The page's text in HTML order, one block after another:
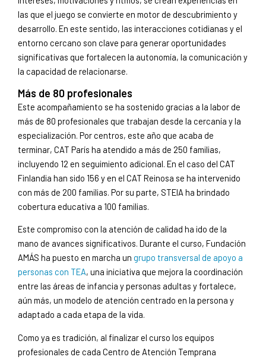
las que el juego se convierte en motor de descubrimiento y
desarrollo. En este sentido, las interacciones cotidianas y el
entorno cercano son clave para generar oportunidades
significativas que fortalecen la autonomía, la comunicación y
la capacidad de relacionarse.
Más de 80 profesionales
Este acompañamiento se ha sostenido gracias a la labor de
más de 80 profesionales que trabajan desde la cercanía y la
especialización. Por centros, este año que acaba de
terminar, CAT París ha atendido a más de 250 familias,
incluyendo 12 en seguimiento adicional. En el caso del CAT
Finlandia han sido 156 y en el CAT Reinosa se ha intervenido
con más de 200 familias. Por su parte, STEIA ha brindado
cobertura educativa a 100 familias.
Este compromiso con la atención de calidad ha ido de la
mano de avances significativos. Durante el curso, Fundación
AMÁS ha puesto en marcha un grupo transversal de apoyo a
personas con TEA, una iniciativa que mejora la coordinación
entre las áreas de infancia y personas adultas y fortalece,
aún más, un modelo de atención centrado en la persona y
adaptado a cada etapa de la vida.
Como ya es tradición, al finalizar el curso los equipos
profesionales de cada Centro de Atención Temprana